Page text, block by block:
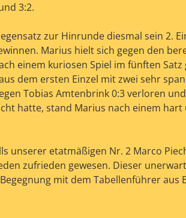
3:2.
zur Hinrunde diesmal sein 2.
Marius hielt sich gegen den
einem kuriosen Spiel im fünften
dem ersten Einzel mit zwei sehr
Tobias Amtenbrink 0:3 verloren
hatte, stand Marius nach einem
unserer etatmäßigen Nr. 2 Marco
zufrieden gewesen. Dieser
mit dem Tabellenführer aus